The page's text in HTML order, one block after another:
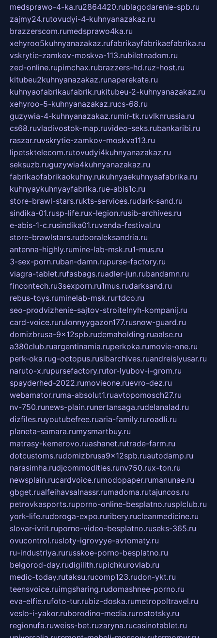
medsprawo-4-ka.ru2864420.rublagodarenie-spb.ru
zajmy24.rutovudyi-4-kuhnyanazakaz.ru
brazzerscom.rumedsprawo4ka.ru
xehyroo5kuhnyanazakaz.rufabrikayfabrikaefabrika.ru
vskrytie-zamkov-moskva-113.rubiletnadom.ru
zed-online.rupimchax.rubrazzers-hd.ruz-host.ru
kitubeu2kuhnyanazakaz.runaperekate.ru
kuhnyaofabrikaufabrik.rukitubeu-2-kuhnyanazakaz.ru
xehyroo-5-kuhnyanazakaz.rucs-68.ru
guzywia-4-kuhnyanazakaz.rumir-tk.ruvlknrussia.ru
cs68.ruvladivostok-map.ruvideo-seks.rubankaribi.ru
raszar.ruvskrytie-zamkov-moskva113.ru
lipetsktelecom.rutovudyi4kuhnyanazakaz.ru
seksuzb.ruguzywia4kuhnyanazakaz.ru
fabrikaofabrikaokuhny.rukuhnyaekuhnyaafabrika.ru
kuhnyaykuhnyayfabrika.rue-abis1c.ru
store-brawl-stars.rukts-services.rudark-sand.ru
sindika-01.rusp-life.rux-legion.rusib-archives.ru
e-abis-1-c.rusindika01.ruvenda-festival.ru
store-brawlstars.rudooraleksandria.ru
antenna-highly.rumine-lab-msk.ru1-mus.ru
3-sex-porn.ruban-damn.rupurse-factory.ru
viagra-tablet.rufasbags.ruadler-jun.rubandamn.ru
fincontech.ru3sexporn.ru1mus.rudarksand.ru
rebus-toys.ruminelab-msk.rurtdco.ru
seo-prodvizhenie-sajtov-stroitelnyh-kompanij.ru
card-voice.rurulonnyygazon177.rusnow-guard.ru
domizbrusa-9x12spb.rudemaholding.ruaalse.ru
a380club.ruargentinamia.ruperkoka.rumovie-one.ru
perk-oka.rug-octopus.rusibarchives.ruandreislyusar.ru
naruto-x.rupursefactory.rutor-lyubov-i-grom.ru
spayderhed-2022.rumovieone.ruevro-dez.ru
webamator.ruma-absolut1.ruavtopomosch27.ru
nv-750.runews-plain.runertansaga.rudelanalad.ru
dizfiles.ruyoutubefree.ruaria-family.ruroadli.ru
planeta-samara.rumysmartbuy.ru
matrasy-kemerovo.ruashanet.rutrade-farm.ru
dotcustoms.rudomizbrusa9x12spb.ruautodamp.ru
narasimha.rudjcommodities.runv750.rux-ton.ru
newsplain.rucardvoice.rumodopaper.rumanunae.ru
gbget.rualfeihavsalnassr.rumadoma.rutajuncos.ru
petrovkasports.ruporno-online-besplatno.rusplclub.ru
york-life.rudoroga-expo.ruribery.rucleanmedicine.ru
slovar-ivrit.ruporno-video-besplatno.ruseks-365.ru
ovucontrol.rusloty-igrovyye-avtomaty.ru
ru-industriya.rurusskoe-porno-besplatno.ru
belgorod-day.rudigilith.rupichkurovlab.ru
medic-today.rutaksu.rucomp123.rudon-ykt.ru
teensvoice.ruimgsharing.rudomashnee-porno.ru
eva-elfie.rufoto-tur.rubiz-doska.rumetropoltravel.ru
veslo-i-yakor.ruborodino-media.rurostotsky.ru
regionufa.ruweiss-bet.ruzaryna.rucasinotablet.ru